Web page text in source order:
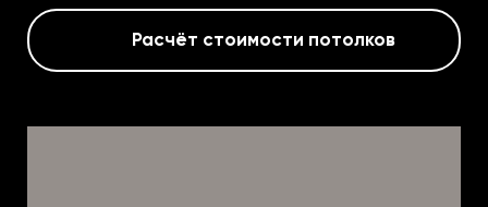
Расчёт стоимости потолков